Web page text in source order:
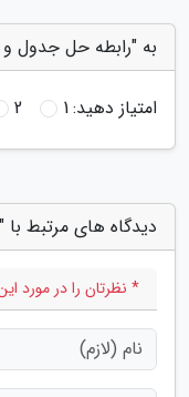
به "رابطه حل جدول و
امتیاز دهید:1
2
دیدگاه های مرتبط
* نظرتان را در مورد